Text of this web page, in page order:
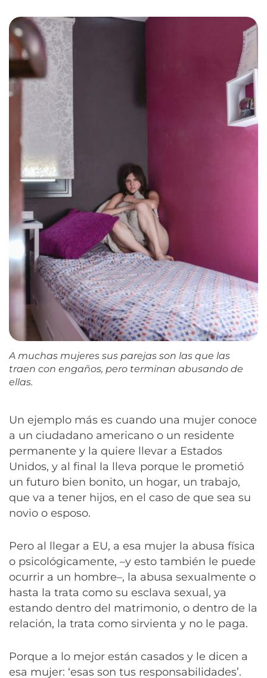
A muchas mujeres sus parejas son las que las
traen con engaños, pero terminan abusando de
ellas.
Un ejemplo más es cuando una mujer conoce
a un ciudadano americano o un residente
permanente y la quiere llevar a Estados
Unidos, y al final la lleva porque le prometió
un futuro bien bonito, un hogar, un trabajo,
que va a tener hijos, en el caso de que sea su
novio o esposo.
Pero al llegar a EU, a esa mujer la abusa física
o psicológicamente, –y esto también le puede
ocurrir a un hombre–, la abusa sexualmente o
hasta la trata como su esclava sexual, ya
estando dentro del matrimonio, o dentro de la
relación, la trata como sirvienta y no le paga.
Porque a lo mejor están casados y le dicen a
esa mujer: ‘esas son tus responsabilidades’.